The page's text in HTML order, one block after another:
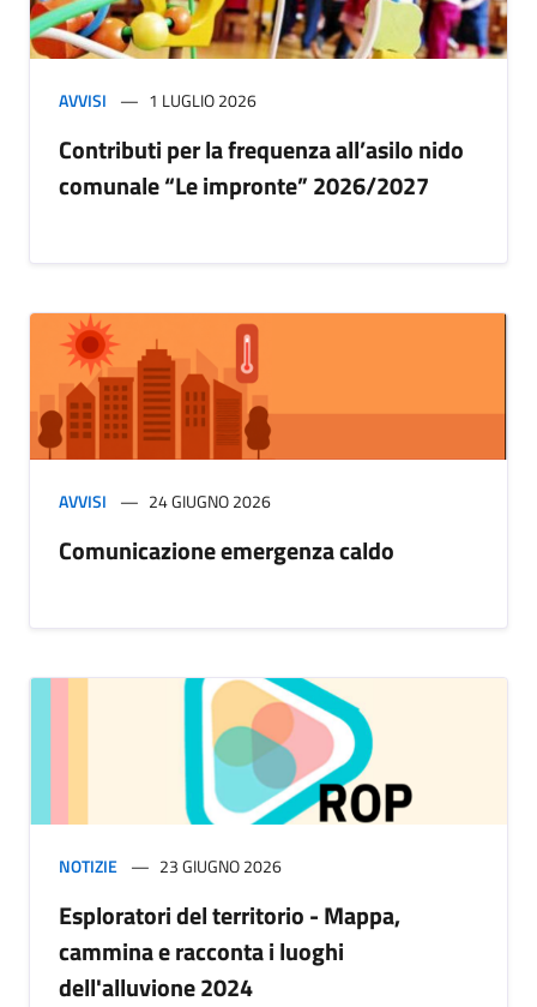
AVVISI 1 LUGLIO 2026
Contributi per la frequenza all’asilo nido
comunale “Le impronte” 2026/2027
AVVISI 24 GIUGNO 2026
Comunicazione emergenza caldo
NOTIZIE 23 GIUGNO 2026
Esploratori del territorio - Mappa,
cammina e racconta i luoghi
dell'alluvione 2024